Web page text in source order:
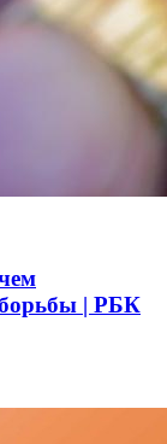
борьбы | РБК